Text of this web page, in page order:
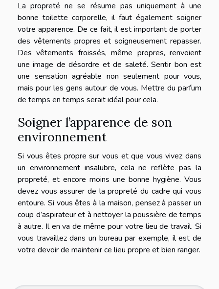
La propreté ne se résume pas uniquement à une
bonne toilette corporelle, il faut également soigner
votre apparence. De ce fait, il est important de porter
des vêtements propres et soigneusement repasser.
Des vêtements froissés, même propres, renvoient
une image de désordre et de saleté. Sentir bon est
une sensation agréable non seulement pour vous,
mais pour les gens autour de vous. Mettre du parfum
de temps en temps serait idéal pour cela.
Soigner l’apparence de son
environnement
Si vous êtes propre sur vous et que vous vivez dans
un environnement insalubre, cela ne reflète pas la
propreté, et encore moins une bonne hygiène. Vous
devez vous assurer de la propreté du cadre qui vous
entoure. Si vous êtes à la maison, pensez à passer un
coup d’aspirateur et à nettoyer la poussière de temps
à autre. Il en va de même pour votre lieu de travail. Si
vous travaillez dans un bureau par exemple, il est de
votre devoir de maintenir ce lieu propre et bien ranger.